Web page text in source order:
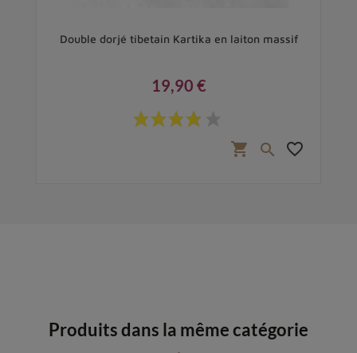
Double dorjé tibetain Kartika en laiton massif
Prix
19,90 €
shopping_cart  favorite_border
Produits dans la même catégorie